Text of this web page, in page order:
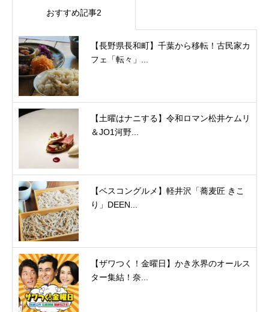
おすすめ記事2
【長野県長和町】千葉から移転！古民家カ
フェ「転々」...
【土曜はナニする】令和ロマン松井ケムリ
＆JO1河野...
【ベスコングルメ】軽井沢「蕎麦匠 きこ
り」DEEN...
【ザワつく！金曜日】かき氷界のオールス
ター集結！奈...